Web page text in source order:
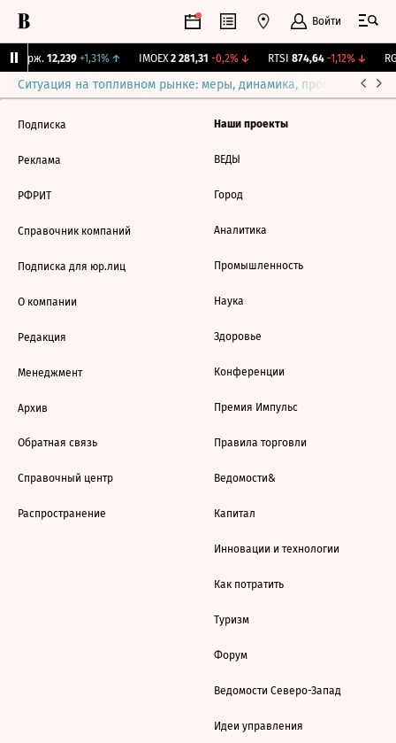
Войти
Бирж. 12,239 +1,31%↑ IMOEX 2 281,31 -0,2%↓ RTSI 874,64 -1,12%↓
Ситуация на топливном рынке: меры, динамика, прогнозы
Подписка
Реклама
РФРИТ
Справочник компаний
Подписка для юр.лиц
О компании
Редакция
Менеджмент
Архив
Обратная связь
Справочный центр
Распространение
Наши проекты
ВЕДЫ
Город
Аналитика
Промышленность
Наука
Здоровье
Конференции
Премия Импульс
Правила торговли
Ведомости&
Капитал
Инновации и технологии
Как потратить
Туризм
Форум
Ведомости Северо-Запад
Идеи управления